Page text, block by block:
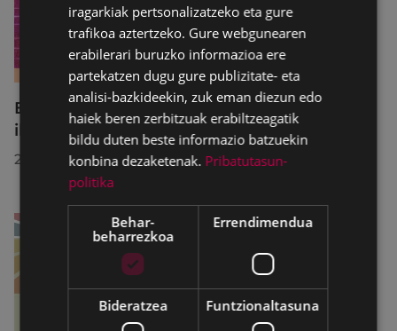
B2 eta C1 mailetako azterketak prestatzeko
ikastaro laburra Udal Euskaltegian
2026/07/13
iragarkiak pertsonalizatzeko eta gure
trafikoa aztertzeko. Gure webgunearen
erabilerari buruzko informazioa ere
partekatzen dugu gure publizitate- eta
analisi-bazkideekin, zuk eman diezun edo
haiek beren zerbitzuak erabiltzeagatik
bildu duten beste informazio batzuekin
konbina dezaketenak. Pribatutasun-
politika
Behar-
beharrezkoa
Errendimendua
Bideratzea Funtzionaltasuna